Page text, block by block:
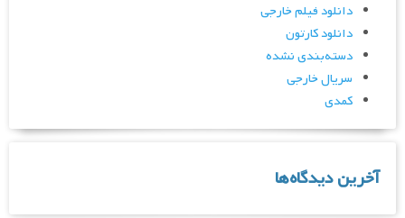
دانلود فیلم خارجی
دانلود کارتون
دسته‌بندی نشده
سریال خارجی
کمدی
آخرین دیدگاه‌ها